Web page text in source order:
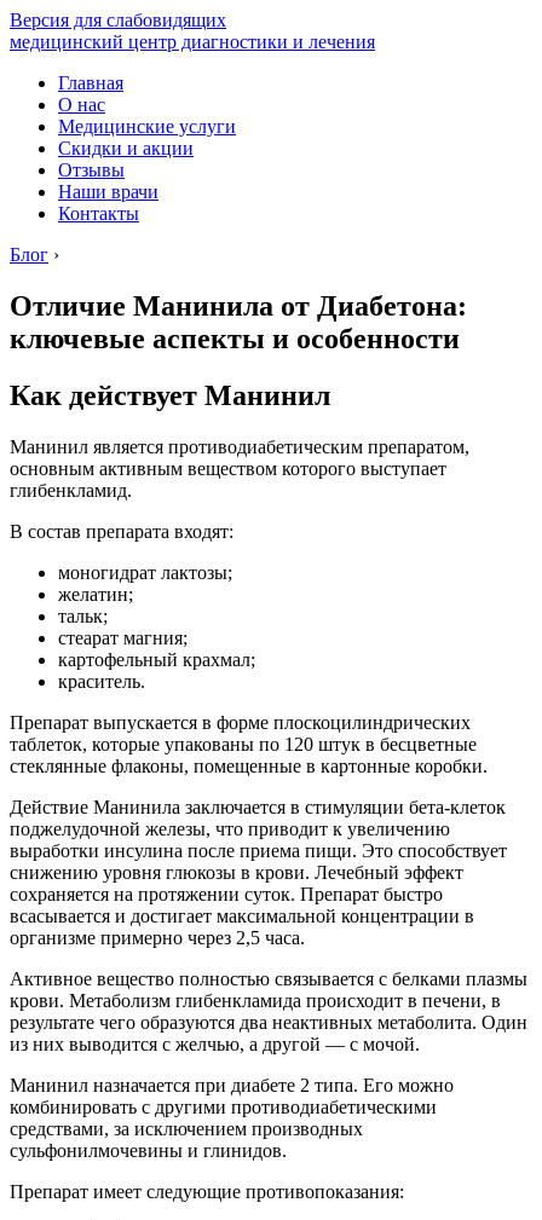
Версия для слабовидящих
медицинский центр диагностики и лечения
Главная
О нас
Медицинские услуги
Скидки и акции
Отзывы
Наши врачи
Контакты
Блог ›
Отличие Манинила от Диабетона:
ключевые аспекты и особенности
Как действует Манинил
Манинил является противодиабетическим препаратом,
основным активным веществом которого выступает
глибенкламид.
В состав препарата входят:
моногидрат лактозы;
желатин;
тальк;
стеарат магния;
картофельный крахмал;
краситель.
Препарат выпускается в форме плоскоцилиндрических
таблеток, которые упакованы по 120 штук в бесцветные
стеклянные флаконы, помещенные в картонные коробки.
Действие Манинила заключается в стимуляции бета-клеток
поджелудочной железы, что приводит к увеличению
выработки инсулина после приема пищи. Это способствует
снижению уровня глюкозы в крови. Лечебный эффект
сохраняется на протяжении суток. Препарат быстро
всасывается и достигает максимальной концентрации в
организме примерно через 2,5 часа.
Активное вещество полностью связывается с белками плазмы
крови. Метаболизм глибенкламида происходит в печени, в
результате чего образуются два неактивных метаболита. Один
из них выводится с желчью, а другой — с мочой.
Манинил назначается при диабете 2 типа. Его можно
комбинировать с другими противодиабетическими
средствами, за исключением производных
сульфонилмочевины и глинидов.
Препарат имеет следующие противопоказания: